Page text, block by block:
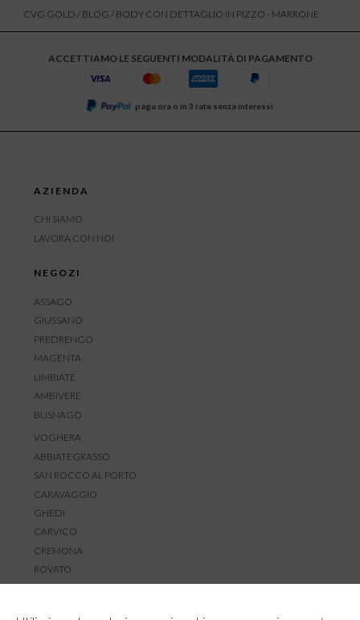
CVG GOLD / BLOG / BODY CON DETTAGLIO IN PIZZO - MARRONE
ACCETTIAMO LE SEGUENTI MODALITÀ DI PAGAMENTO
paga ora o in 3 rate senza interessi
AZIENDA
CHI SIAMO
LAVORA CON NOI
NEGOZI
ASSAGO
GIUSSANO
PREDRENGO
MAGENTA
LIMBIATE
AMBIVERE
BUSNAGO
VOGHERA
ABBIATEGRASSO
SAN ROCCO AL PORTO
CARAVAGGIO
GHEDI
CARVICO
CREMONA
ROVATO